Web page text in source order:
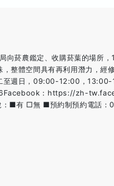
向菸農鑑定、收購菸葉的場所
整體空間具有再利用潛力，經
至週日，09:00-12:00，13:00-
：https://zh-
■有 □無 ■預約制預約電話